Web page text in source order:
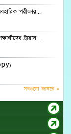
পরীক্ষার...
ট্রায়াল...
সবগুলো জানতে »